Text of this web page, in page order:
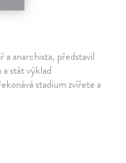
anarchista, představil
stát výklad
stadium zvířete a